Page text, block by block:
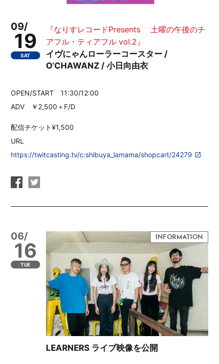
09/
19
SAT
『なりすレコードPresents 土曜の午後のチ
アフル・ティアフル vol.2』
イヴにゃんローラーコースター /
O’CHAWANZ / 小日向由衣
OPEN/START 11:30/12:00
ADV ￥2,500＋F/D
配信チケット¥1,500
URL
https://twitcasting.tv/c:shibuya_lamama/shopcart/24279
06/
16
TUE
LEARNERS ライブ映像を公開